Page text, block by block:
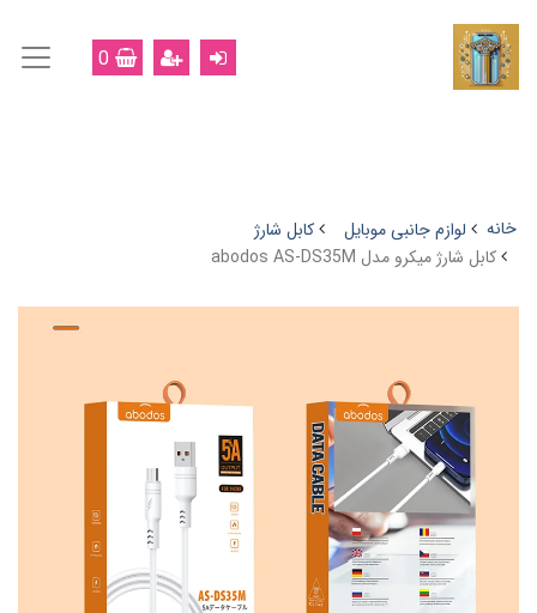
0
خانه لوازم جانبی موبایل
کابل شارژ
کابل شارژ میکرو مدل abodos AS-DS35M